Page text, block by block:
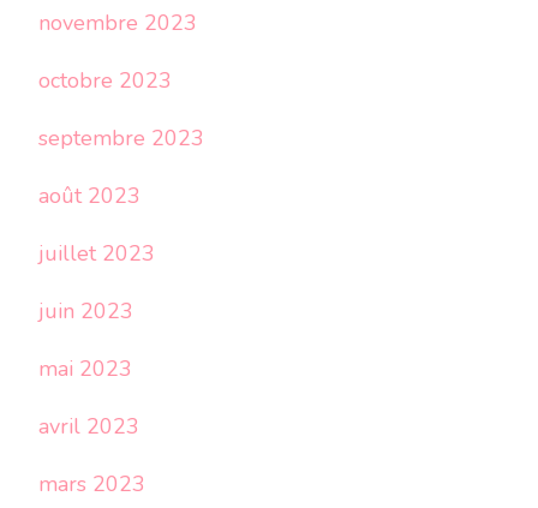
novembre 2023
octobre 2023
septembre 2023
août 2023
juillet 2023
juin 2023
mai 2023
avril 2023
mars 2023